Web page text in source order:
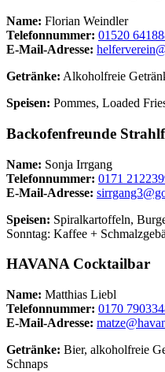
Name: Florian Weindler
Telefonnummer: 01520
E-Mail-Adresse:
Getränke: Alkoholfreie
Speisen: Pommes, Loaded
Backofenfreunde
Name: Sonja Irrgang
Telefonnummer: 0171
E-Mail-Adresse:
Speisen: Spiralkartoffeln,
Sonntag: Kaffee +
HAVANA Cocktailbar
Name: Matthias Liebl
Telefonnummer: 0170
E-Mail-Adresse:
Getränke: Bier, alkoholfreie
Schnaps